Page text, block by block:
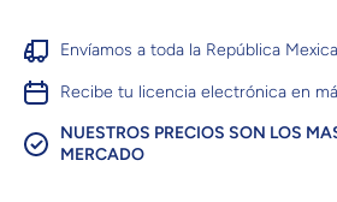
Envíamos a toda la República
Recibe tu licencia electrónica en
NUESTROS PRECIOS SON LOS
MERCADO